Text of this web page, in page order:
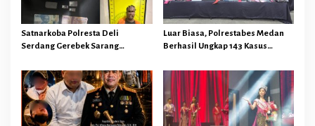
o
s
Satnarkoba Polresta Deli
Serdang Gerebek Sarang
Sabu di Amankan
Luar Biasa, Polrestabes Medan
Berhasil Ungkap 143 Kasus
Waktu 15 Hari